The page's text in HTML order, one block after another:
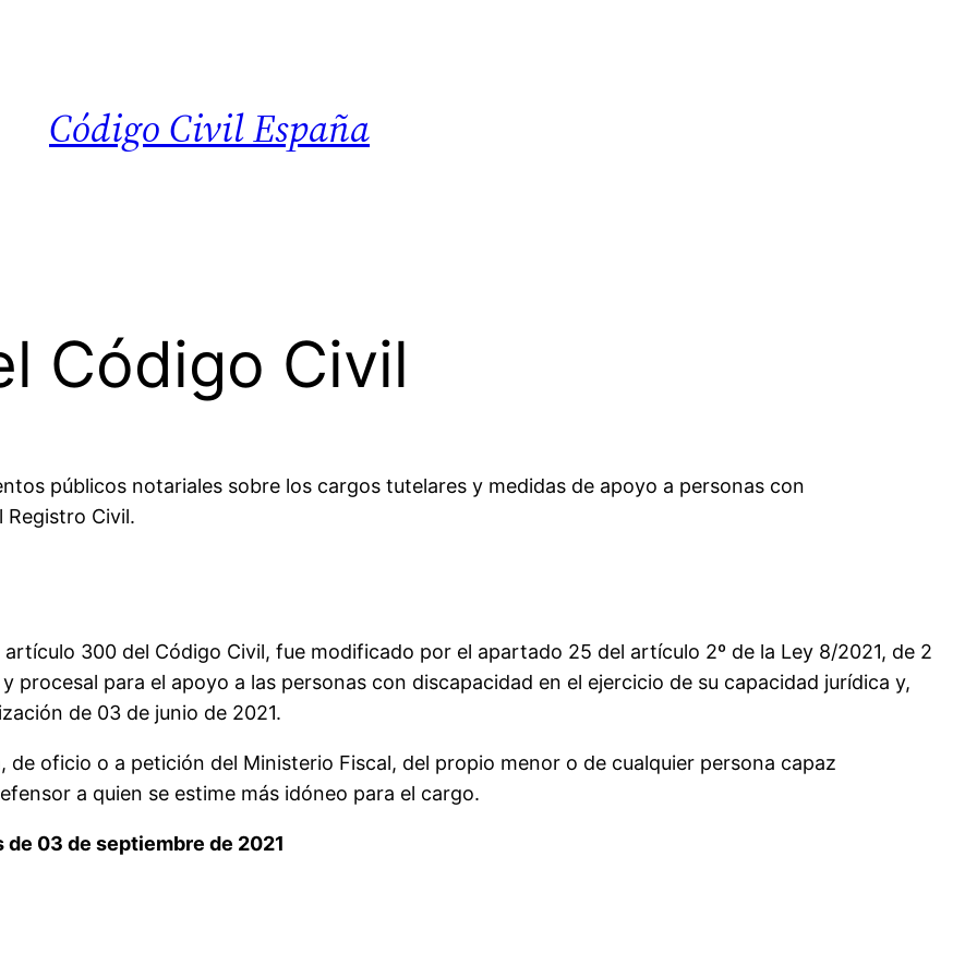
Código Civil España
Código Civil
públicos notariales sobre los cargos tutelares y medidas de apoyo a personas con
Registro Civil.
300 del Código Civil, fue modificado por el apartado 25 del artículo 2º de la Ley 8/2021, de 2
procesal para el apoyo a las personas con discapacidad en el ejercicio de su capacidad jurídica y,
de 03 de junio de 2021.
de oficio o a petición del Ministerio Fiscal, del propio menor o de cualquier persona capaz
a quien se estime más idóneo para el cargo.
03 de septiembre de 2021